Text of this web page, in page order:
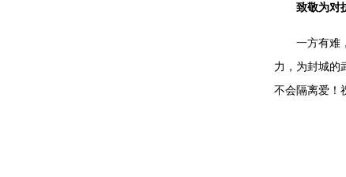
致敬为对
一方有难
力，为封城的
不会隔离爱！